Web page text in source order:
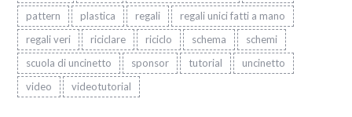
pattern
plastica regali
regali unici fatti a mano
regali veri
riciclare riciclo schema
schemi
scuola di uncinetto
sponsor tutorial
uncinetto
video
videotutorial